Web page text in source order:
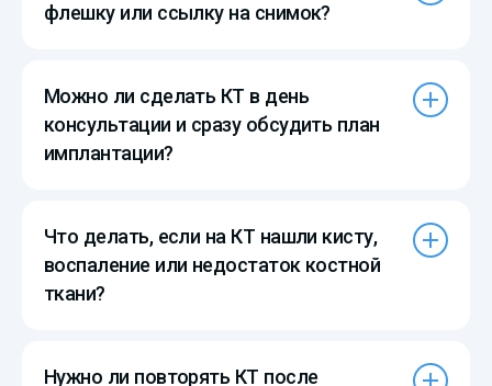
флешку или ссылку на снимок?
Можно ли сделать КТ в день
консультации и сразу обсудить план
имплантации?
Что делать, если на КТ нашли кисту,
воспаление или недостаток костной
ткани?
Нужно ли повторять КТ после